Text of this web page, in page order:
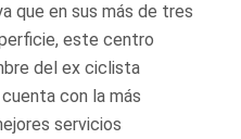
que en sus más de tres
este centro
del ex ciclista
con la más
servicios